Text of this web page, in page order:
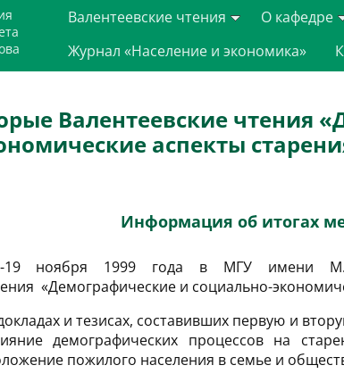
Валентеевские чтения О кафедре
Журнал «Население и экономика»
Валентеевские чтения
аспекты
Информация об итогах
19 ноября 1999 года в МГУ имени
«Демографические и социально-
и тезисах, составивших первую и
демографических процессов на
пожилого населения в семье и